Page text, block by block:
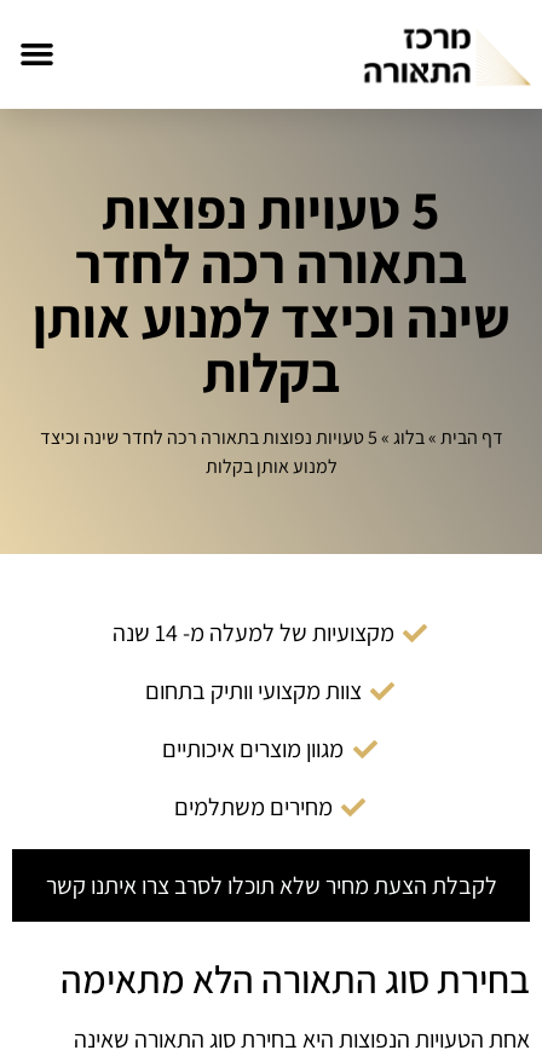
5 טעויות נפוצות
בתאורה רכה לחדר
שינה וכיצד למנוע אותן
בקלות
דף הבית»בלוג»
5 טעויות נפוצות בתאורה רכה לחדר שינה וכיצד
למנוע אותן בקלות
מקצועיות של למעלה מ- 14 שנה
צוות מקצועי וותיק בתחום
מגוון מוצרים איכותיים
מחירים משתלמים
לקבלת הצעת מחיר שלא תוכלו לסרב צרו איתנו קשר
בחירת סוג התאורה הלא מתאימה
אחת הטעויות הנפוצות היא בחירת סוג התאורה שאינה